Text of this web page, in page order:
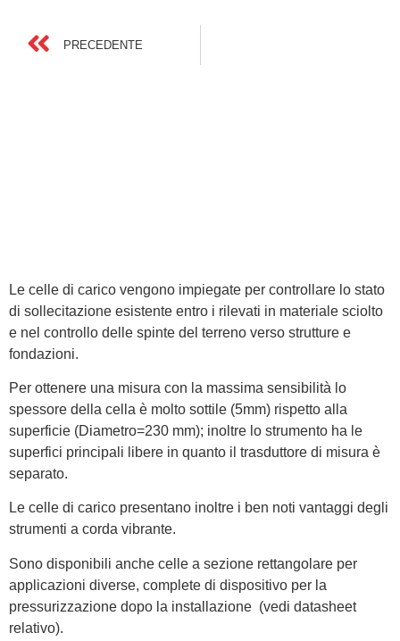
PRECEDENTE
Le celle di carico vengono impiegate per controllare lo stato
di sollecitazione esistente entro i rilevati in materiale sciolto
e nel controllo delle spinte del terreno verso strutture e
fondazioni.
Per ottenere una misura con la massima sensibilità lo
spessore della cella è molto sottile (5mm) rispetto alla
superficie (Diametro=230 mm); inoltre lo strumento ha le
superfici principali libere in quanto il trasduttore di misura è
separato.
Le celle di carico presentano inoltre i ben noti vantaggi degli
strumenti a corda vibrante.
Sono disponibili anche celle a sezione rettangolare per
applicazioni diverse, complete di dispositivo per la
pressurizzazione dopo la installazione (vedi datasheet
relativo).